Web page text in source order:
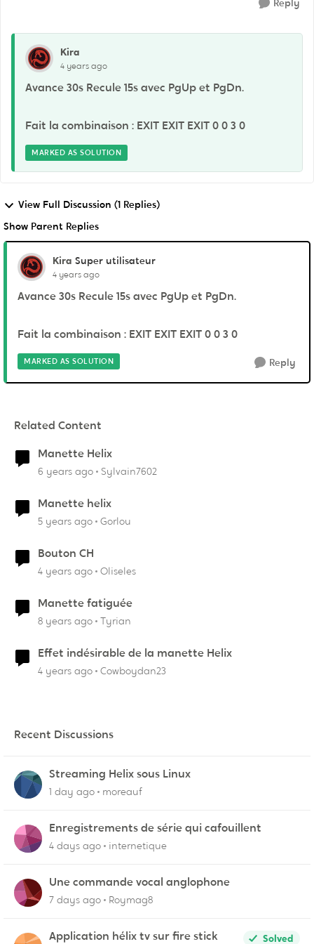
Reply
Kira
4 years ago
Avance 30s Recule 15s avec PgUp et PgDn.
Fait la combinaison : EXIT EXIT EXIT 0 0 3 0
MARKED AS SOLUTION
View Full Discussion (1 Replies)
Show Parent Replies
Kira Super utilisateur
4 years ago
Avance 30s Recule 15s avec PgUp et PgDn.
Fait la combinaison : EXIT EXIT EXIT 0 0 3 0
MARKED AS SOLUTION Reply
Related Content
Manette Helix
6 years ago Sylvain7602
Manette helix
5 years ago Gorlou
Bouton CH
4 years ago Oliseles
Manette fatiguée
8 years ago Tyrian
Effet indésirable de la manette Helix
4 years ago Cowboydan23
Recent Discussions
Streaming Helix sous Linux
1 day ago moreauf
Enregistrements de série qui cafouillent
4 days ago internetique
Une commande vocal anglophone
7 days ago Roymag8
Application hélix tv sur fire stick Solved